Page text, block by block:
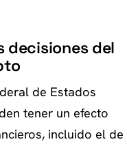
decisiones del
de Estados
tener un efecto
incluido el de